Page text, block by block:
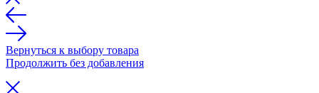
Вернуться к выбору товара
Продолжить без добавления